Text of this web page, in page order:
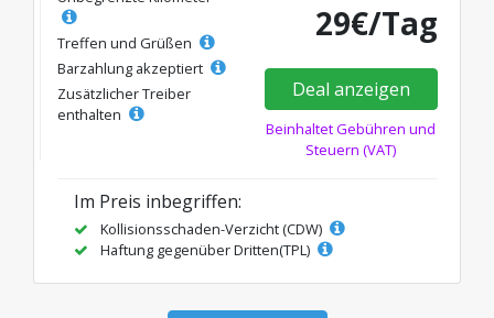
Treffen und Grüßen
Barzahlung akzeptiert
Zusätzlicher Treiber
enthalten
29€/Tag
Deal anzeigen
Beinhaltet Gebühren und
Steuern (VAT)
Im Preis inbegriffen:
Kollisionsschaden-Verzicht (CDW)
Haftung gegenüber Dritten(TPL)